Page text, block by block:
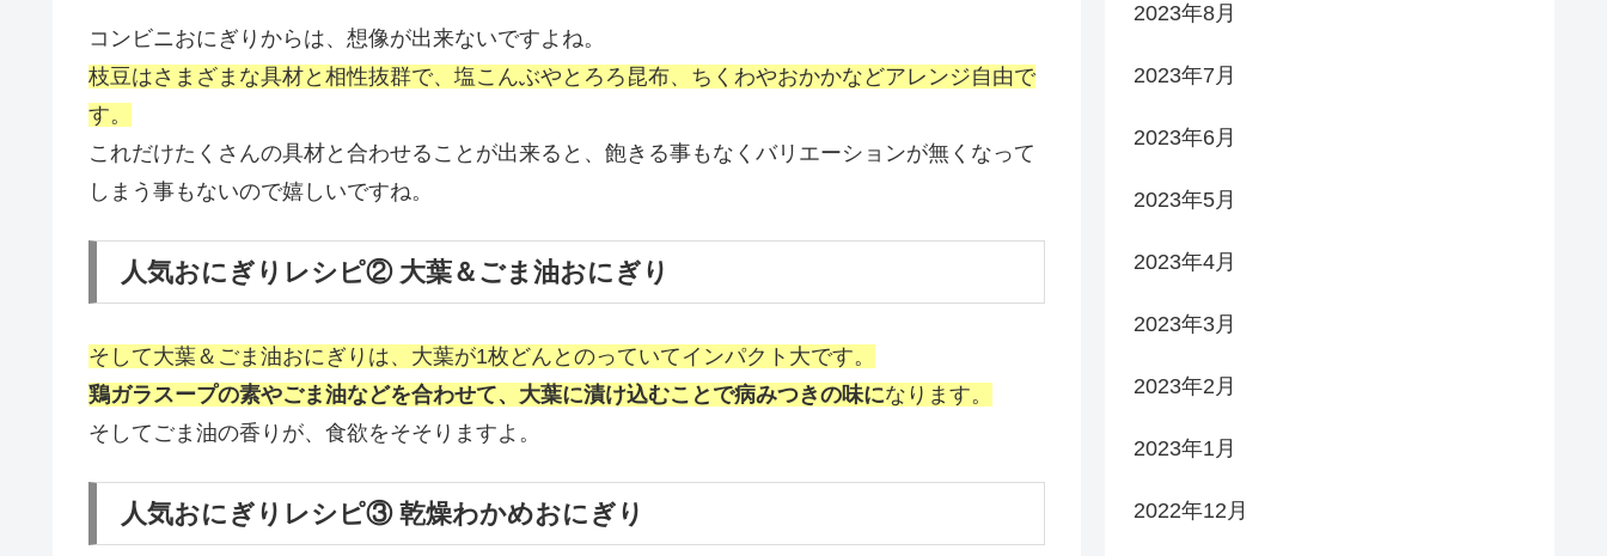
コンビニおにぎりからは、想像が出来ないですよね。
枝豆はさまざまな具材と相性抜群で、塩こんぶやとろろ昆布、ちくわやおかかなどアレンジ自由で
す。
これだけたくさんの具材と合わせることが出来ると、飽きる事もなくバリエーションが無くなって
しまう事もないので嬉しいですね。
人気おにぎりレシピ② 大葉＆ごま油おにぎり
そして大葉＆ごま油おにぎりは、大葉が1枚どんとのっていてインパクト大です。
鶏ガラスープの素やごま油などを合わせて、大葉に漬け込むことで病みつきの味になります。
そしてごま油の香りが、食欲をそそりますよ。
人気おにぎりレシピ③ 乾燥わかめおにぎり
2023年8月
2023年7月
2023年6月
2023年5月
2023年4月
2023年3月
2023年2月
2023年1月
2022年12月